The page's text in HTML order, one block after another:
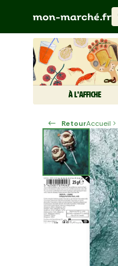
À L'AFFICHE
RetourAccueil